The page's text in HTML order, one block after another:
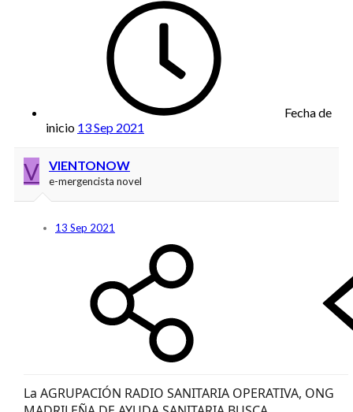
Fecha de
inicio 13 Sep 2021
V VIENTONOW
e-mergencista novel
13 Sep 2021
La AGRUPACIÓN RADIO SANITARIA OPERATIVA, ONG